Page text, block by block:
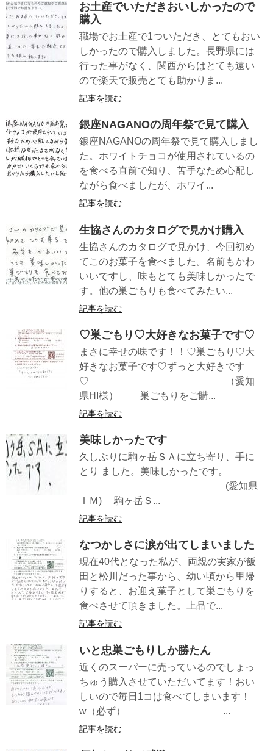
お土産でいただきおいしかったので
購入
職場でお土産で1ついただき、とてもおい
しかったので購入しました。長野県には
行った事がなく、関西からはとても遠い
ので楽天で販売とても助かりま...
記事を読む
銀座NAGANOの周年祭で見て購入
銀座NAGANOの周年祭で見て購入しまし
た。ホワイトチョコが使用されているの
を食べる直前で知り、苦手なため心配し
ながら食べましたが、ホワイ...
記事を読む
生協さんのカタログで見かけ購入
生協さんのカタログで見かけ、今回初め
てこのお菓子を食べました。名前もかわ
いいですし、味もとても美味しかったで
す。他の巣ごもりも食べてみたい...
記事を読む
♡巣ごもり♡大好きなお菓子です♡
まさに幸せの味です！！♡巣ごもり♡大
好きなお菓子です♡ずっと大好きです
♡ （愛知
県HI様） 巣ごもりをご購...
記事を読む
美味しかったです
久しぶりに駒ヶ岳ＳＡに立ち寄り、手に
とり ました。美味しかったです。
(愛知県
ＩＭ) 駒ヶ岳Ｓ...
記事を読む
なつかしさに涙が出てしまいました
現在40代となった私が、両親の実家が飯
田と松川だった事から、幼い頃から里帰
りすると、お迎え菓子として巣ごもりを
食べさせて頂きました。上品で...
記事を読む
いと忠巣ごもりしか勝たん
近くのスーパーに売っているのでしょっ
ちゅう購入させていただいてます！おい
しいので毎日1コは食べてしまいます！
w（必ず） ...
記事を読む